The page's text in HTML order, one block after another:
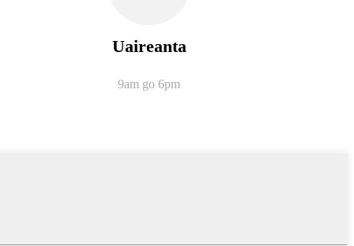
Uaireanta
9am go 6pm